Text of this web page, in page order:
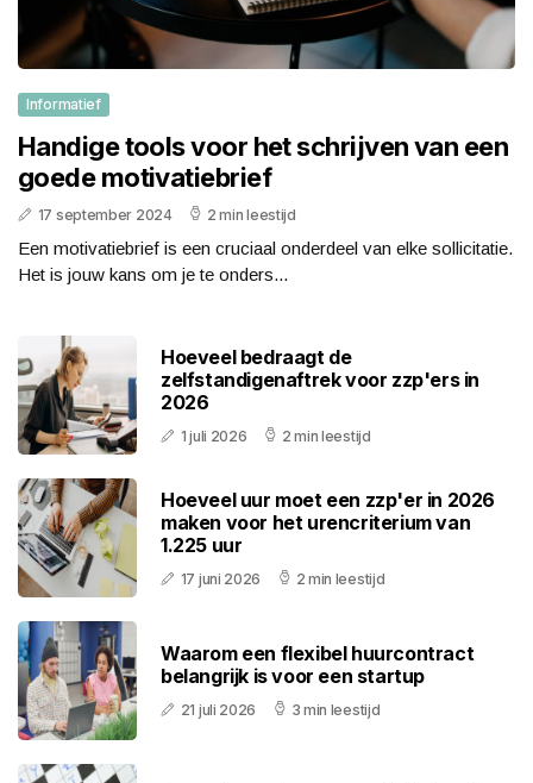
Informatief
Handige tools voor het schrijven van een
goede motivatiebrief
17 september 2024 2 min leestijd
Een motivatiebrief is een cruciaal onderdeel van elke sollicitatie.
Het is jouw kans om je te onders...
Hoeveel bedraagt de
zelfstandigenaftrek voor zzp'ers in
2026
1 juli 2026 2 min leestijd
Hoeveel uur moet een zzp'er in 2026
maken voor het urencriterium van
1.225 uur
17 juni 2026 2 min leestijd
Waarom een flexibel huurcontract
belangrijk is voor een startup
21 juli 2026 3 min leestijd